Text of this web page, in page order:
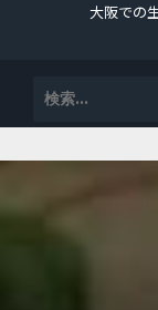
大阪での
検